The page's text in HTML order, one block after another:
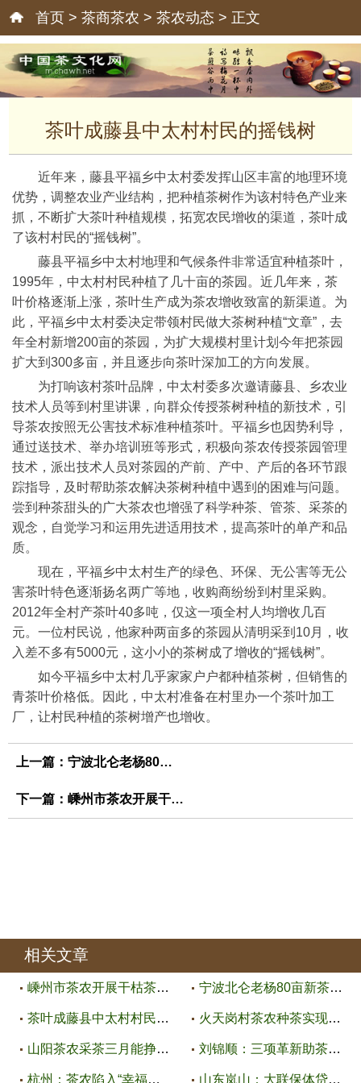
首页 > 茶商茶农 > 茶农动态 > 正文
茶叶成藤县中太村村民的摇钱树
近年来，藤县平福乡中太村委发挥山区丰富的地理环境
优势，调整农业产业结构，把种植茶树作为该村特色产业来
抓，不断扩大茶叶种植规模，拓宽农民增收的渠道，茶叶成
了该村村民的“摇钱树”。
藤县平福乡中太村地理和气候条件非常适宜种植茶叶，
1995年，中太村村民种植了几十亩的茶园。近几年来，茶
叶价格逐渐上涨，茶叶生产成为茶农增收致富的新渠道。为
此，平福乡中太村委决定带领村民做大茶树种植“文章”，去
年全村新增200亩的茶园，为扩大规模村里计划今年把茶园
扩大到300多亩，并且逐步向茶叶深加工的方向发展。
为打响该村茶叶品牌，中太村委多次邀请藤县、乡农业
技术人员等到村里讲课，向群众传授茶树种植的新技术，引
导茶农按照无公害技术标准种植茶叶。平福乡也因势利导，
通过送技术、举办培训班等形式，积极向茶农传授茶园管理
技术，派出技术人员对茶园的产前、产中、产后的各环节跟
踪指导，及时帮助茶农解决茶树种植中遇到的困难与问题。
尝到种茶甜头的广大茶农也增强了科学种茶、管茶、采茶的
观念，自觉学习和运用先进适用技术，提高茶叶的单产和品
质。
现在，平福乡中太村生产的绿色、环保、无公害等无公
害茶叶特色逐渐扬名两广等地，收购商纷纷到村里采购。
2012年全村产茶叶40多吨，仅这一项全村人均增收几百
元。一位村民说，他家种两亩多的茶园从清明采到10月，收
入差不多有5000元，这小小的茶树成了增收的“摇钱树”。
如今平福乡中太村几乎家家户户都种植茶树，但销售的
青茶叶价格低。因此，中太村准备在村里办一个茶叶加工
厂，让村民种植的茶树增产也增收。
上一篇： 宁波北仑老杨80亩新茶已干死40亩
下一篇： 嵊州市茶农开展干枯茶叶生产自救
相关文章
嵊州市茶农开展干枯茶叶生产自救 宁波北仑老杨80亩新茶已干死40亩
茶叶成藤县中太村村民的摇钱树 火天岗村茶农种茶实现增收致富
山阳茶农采茶三月能挣万元 刘锦顺：三项革新助茶农发展
杭州：茶农陷入“幸福的烦恼” 山东岚山：大联保体贷款助力茶农